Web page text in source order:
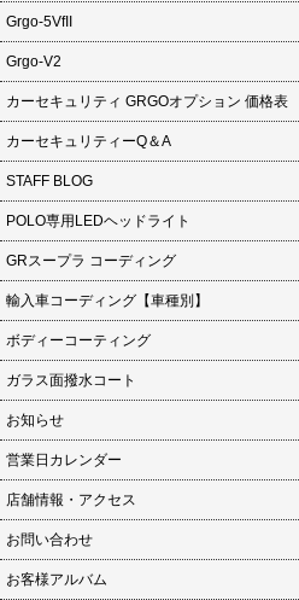
Grgo-5VfII
Grgo-V2
カーセキュリティ GRGOオプション 価格表
カーセキュリティーQ＆A
STAFF BLOG
POLO専用LEDヘッドライト
GRスープラ コーディング
輸入車コーディング【車種別】
ボディーコーティング
ガラス面撥水コート
お知らせ
営業日カレンダー
店舗情報・アクセス
お問い合わせ
お客様アルバム